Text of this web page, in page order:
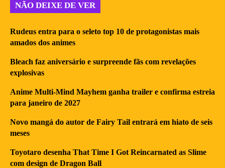
NÃO DEIXE DE VER
Rudeus entra para o seleto top 10 de protagonistas mais
amados dos animes
Bleach faz aniversário e surpreende fãs com revelações
explosivas
Anime Multi-Mind Mayhem ganha trailer e confirma estreia
para janeiro de 2027
Novo mangá do autor de Fairy Tail entrará em hiato de seis
meses
Toyotaro desenha That Time I Got Reincarnated as Slime
com design de Dragon Ball